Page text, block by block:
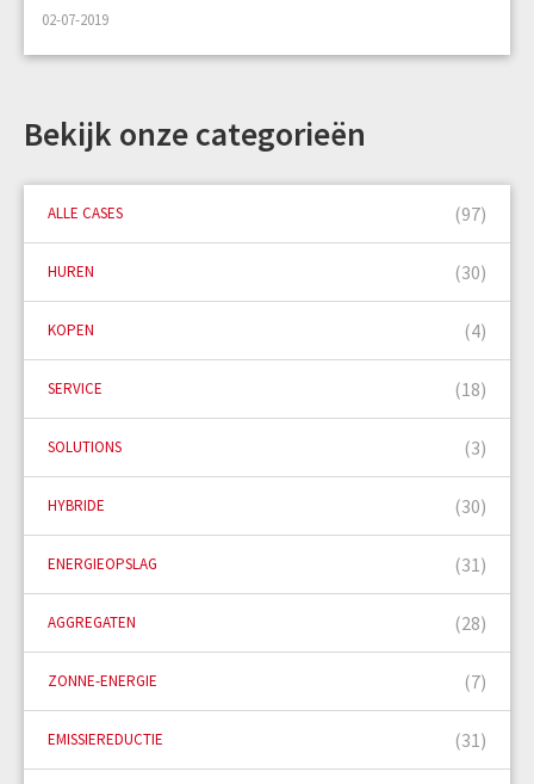
02-07-2019
Bekijk onze categorieën
ALLE CASES (97)
HUREN (30)
KOPEN (4)
SERVICE (18)
SOLUTIONS (3)
HYBRIDE (30)
ENERGIEOPSLAG (31)
AGGREGATEN (28)
ZONNE-ENERGIE (7)
EMISSIEREDUCTIE (31)